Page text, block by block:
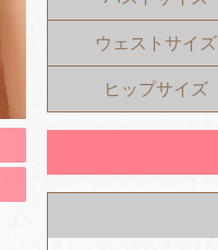
ウェストサイズ
ヒップサイズ